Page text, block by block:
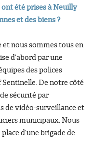
été prises à Neuilly
et des biens ?
nous sommes tous en
d’abord par une
des polices
De notre côté
sécurité par
de vidéo-surveillance et
municipaux. Nous
d’une brigade de